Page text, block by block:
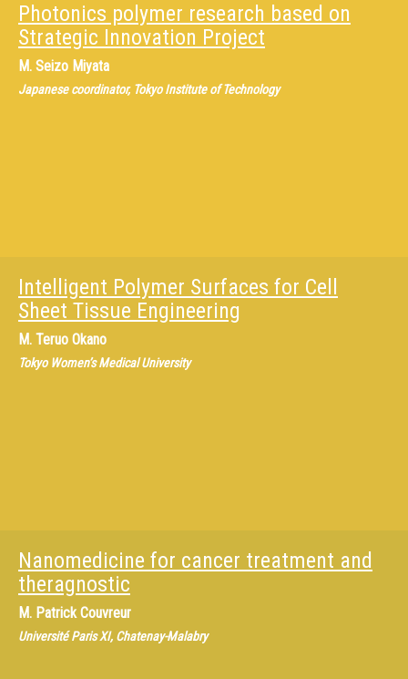
Photonics polymer research based on
Strategic Innovation Project
M. Seizo Miyata
Japanese coordinator, Tokyo Institute of Technology
Intelligent Polymer Surfaces for Cell
Sheet Tissue Engineering
M. Teruo Okano
Tokyo Women’s Medical University
Nanomedicine for cancer treatment and
theragnostic
M. Patrick Couvreur
Université Paris XI, Chatenay-Malabry